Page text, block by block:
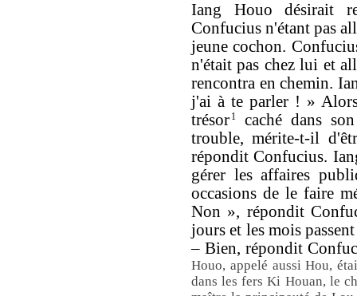
Iang Houo désirait
Confucius n'étant pas
jeune cochon.
n'était pas chez lui et
rencontra en chemin.
j'ai à te parler ! »
trésor 1
caché dans
trouble, mérite-t-il
répondit Confucius.
gérer les affaires
occasions de le faire
Non », répondit
jours et les mois
– Bien, répondit
Houo, appelé aussi Hou,
dans les fers Ki Houan, le